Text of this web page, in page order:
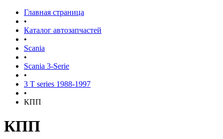
Главная страница
•
Каталог автозапчастей
•
Scania
•
Scania 3-Serie
•
3 T series 1988-1997
•
КПП
КПП